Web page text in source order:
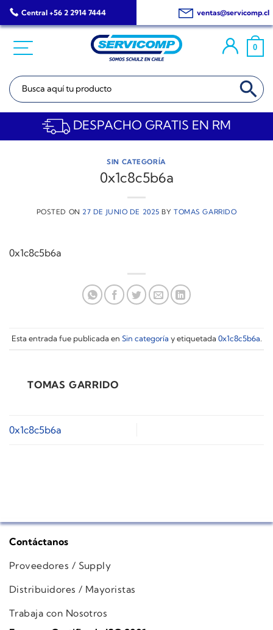
Saltar
al
Central +56 2 2914 7444 ventas@servicomp.cl
0
Buscar: BOTÓN DE
DESPACHO GRATIS EN RM
SIN CATEGORÍA
0x1c8c5b6a
POSTED ON 27 DE JUNIO DE 2025 BYTOMAS GARRIDO
0x1c8c5b6a
Esta entrada fue publicada en Sin categoría y etiquetada 0x1c8c5b6a
TOMAS GARRIDO
0x1c8c5b6a
Contáctanos
Proveedores / Supply
Distribuidores / Mayoristas
Trabaja con Nosotros